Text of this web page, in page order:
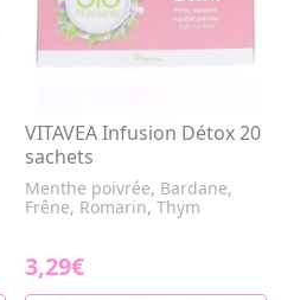
VITAVEA Infusion Détox 20
sachets
Menthe poivrée, Bardane,
Frêne, Romarin, Thym
3,29€